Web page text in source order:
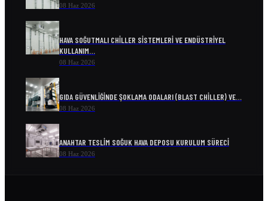
08 Haz 2026
HAVA SOĞUTMALI CHILLER SISTEMLERI VE ENDÜSTRIYEL
KULLANIM…
08 Haz 2026
GIDA GÜVENLIĞINDE ŞOKLAMA ODALARI (BLAST CHILLER) VE…
08 Haz 2026
ANAHTAR TESLIM SOĞUK HAVA DEPOSU KURULUM SÜRECI
08 Haz 2026